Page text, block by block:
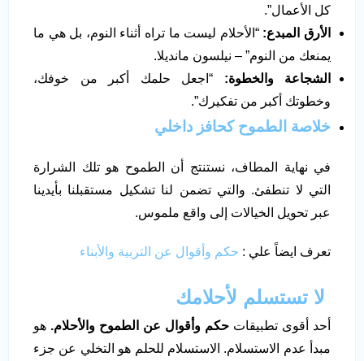
كل الأعمال”.
الأرق المبدع: “الأحلام ليست ما تراه أثناء النوم، بل هي ما
يمنعك من النوم” – نيلسون مانديلا.
الشجاعة والخطوة: “اجعل حلمك أكبر من خوفك،
وخطوتك أكبر من تفكيرك”.
خلاصة الطموح كحافز داخلي
في نهاية المطاف، نستنتج أن الطموح هو تلك الشرارة
التي لا تنطفئ. والتي تضمن لنا تشكيل مستقبلنا بأيدينا
عبر تحويل الخيالات إلى واقع ملموس.
تعرف ايضاً علي : حكم وأقوال عن التربية والأبناء
لا تستسلم لأحلامك
أحد أقوى تطبيقات حكم وأقوال عن الطموح والأحلام. هو
مبدأ عدم الاستسلام. الاستسلام للحلم هو التخلي عن جزء